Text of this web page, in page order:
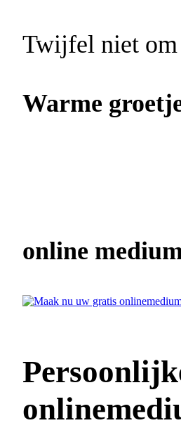
Twijfel niet
Warme
online